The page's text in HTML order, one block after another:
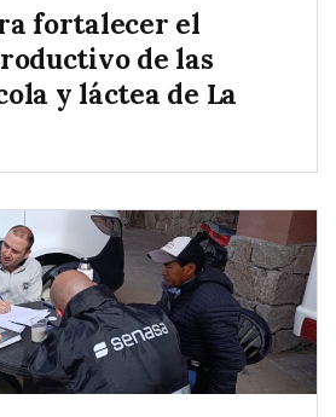
fortalecer el
de las
y láctea de La